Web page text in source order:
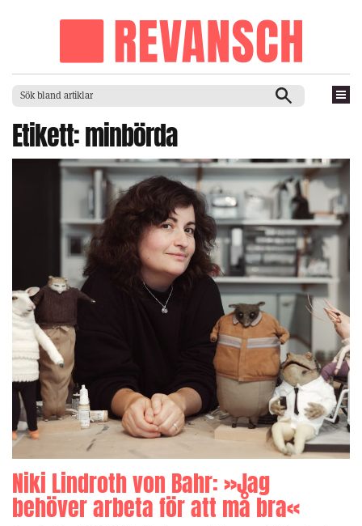
Etikett:minbörda
Niki Lindroth von Bahr: »Jag
behöver arbeta för att må bra«